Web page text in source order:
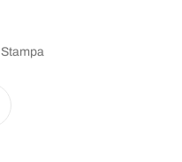
Stampa